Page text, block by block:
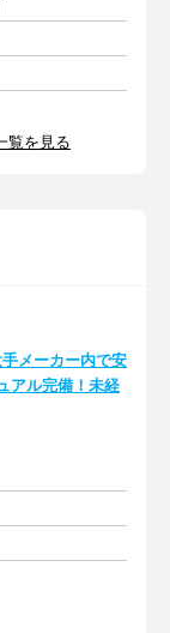
覧を見る
手メーカー内で安
アル完備！未経